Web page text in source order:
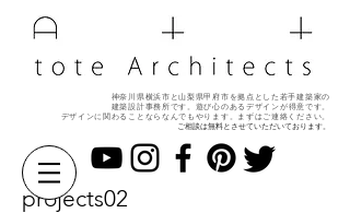
神奈川県横浜市と山梨県甲府市を拠点とした若手建築家の
建築設計事務所です。遊び心のある デザインが得意です。
デザインに関わることならなんでもやります。 まずはご連絡ください。
ご相談は無料とさせていただいております。
projects02